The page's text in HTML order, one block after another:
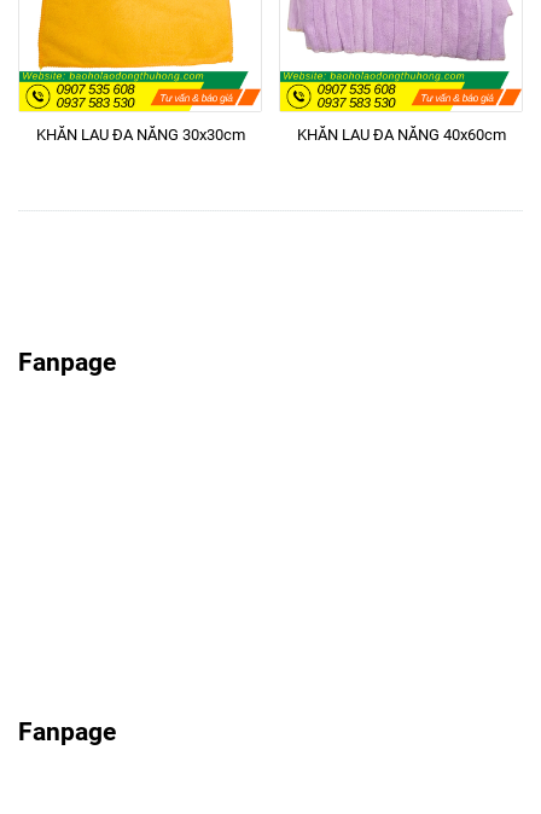
KHĂN LAU ĐA NĂNG 30x30cm KHĂN LAU ĐA NĂNG 40x60cm
Fanpage
Fanpage